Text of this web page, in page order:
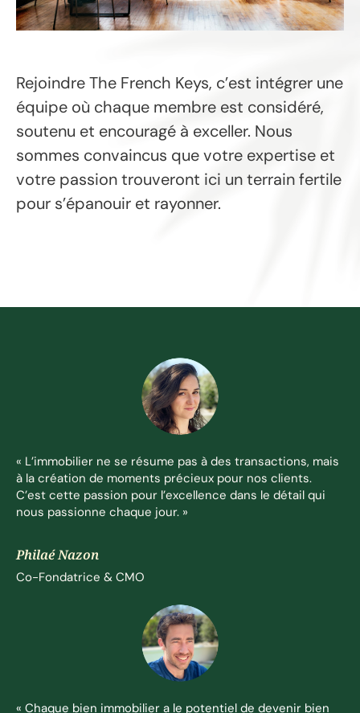
Rejoindre The French Keys, c’est intégrer une
équipe où chaque membre est considéré,
soutenu et encouragé à exceller. Nous
sommes convaincus que votre expertise et
votre passion trouveront ici un terrain fertile
pour s’épanouir et rayonner.
« Chaque bien immobilier a le potentiel de devenir bien
« L’immobilier ne se résume pas à des transactions, mais
à la création de moments précieux pour nos clients.
C’est cette passion pour l’excellence dans le détail qui
nous passionne chaque jour. »
Philaé Nazon
Co-Fondatrice & CMO